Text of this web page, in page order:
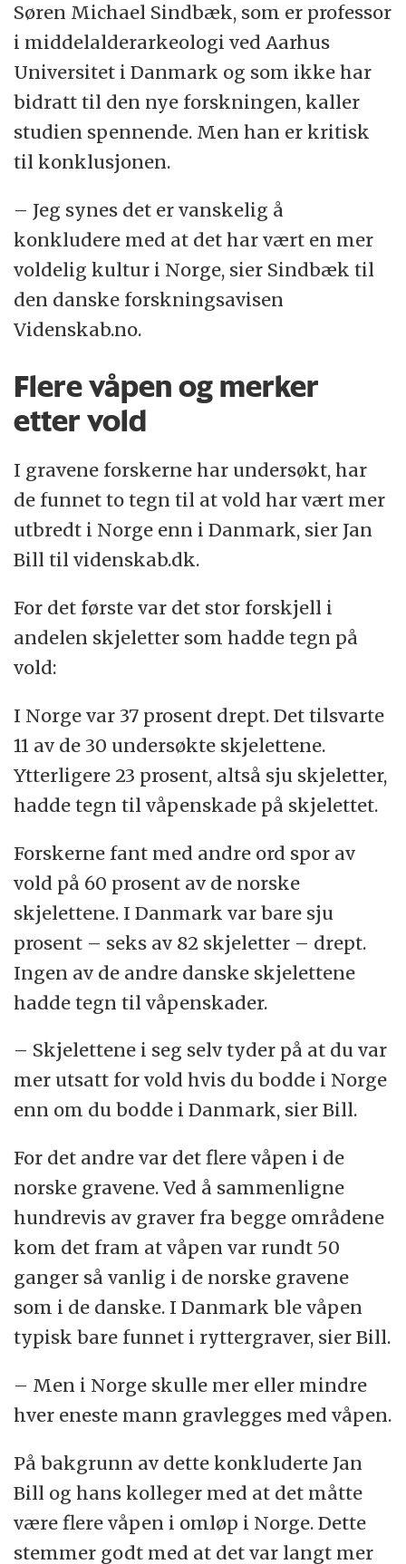
Søren Michael Sindbæk, som er professor
i middelalderarkeologi ved Aarhus
Universitet i Danmark og som ikke har
bidratt til den nye forskningen, kaller
studien spennende. Men han er kritisk
til konklusjonen.
– Jeg synes det er vanskelig å
konkludere med at det har vært en mer
voldelig kultur i Norge, sier Sindbæk til
den danske forskningsavisen
Videnskab.no.
Flere våpen og merker
etter vold
I gravene forskerne har undersøkt, har
de funnet to tegn til at vold har vært mer
utbredt i Norge enn i Danmark, sier Jan
Bill til videnskab.dk.
For det første var det stor forskjell i
andelen skjeletter som hadde tegn på
vold:
I Norge var 37 prosent drept. Det tilsvarte
11 av de 30 undersøkte skjelettene.
Ytterligere 23 prosent, altså sju skjeletter,
hadde tegn til våpenskade på skjelettet.
Forskerne fant med andre ord spor av
vold på 60 prosent av de norske
skjelettene. I Danmark var bare sju
prosent – seks av 82 skjeletter – drept.
Ingen av de andre danske skjelettene
hadde tegn til våpenskader.
– Skjelettene i seg selv tyder på at du var
mer utsatt for vold hvis du bodde i Norge
enn om du bodde i Danmark, sier Bill.
For det andre var det flere våpen i de
norske gravene. Ved å sammenligne
hundrevis av graver fra begge områdene
kom det fram at våpen var rundt 50
ganger så vanlig i de norske gravene
som i de danske. I Danmark ble våpen
typisk bare funnet i ryttergraver, sier Bill.
– Men i Norge skulle mer eller mindre
hver eneste mann gravlegges med våpen.
På bakgrunn av dette konkluderte Jan
Bill og hans kolleger med at det måtte
være flere våpen i omløp i Norge. Dette
stemmer godt med at det var langt mer